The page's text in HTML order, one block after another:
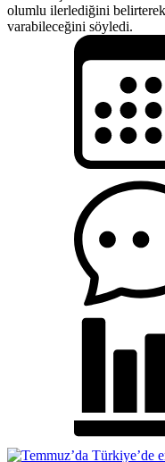
olumlu ilerlediğini belirterek
varabileceğini söyledi.